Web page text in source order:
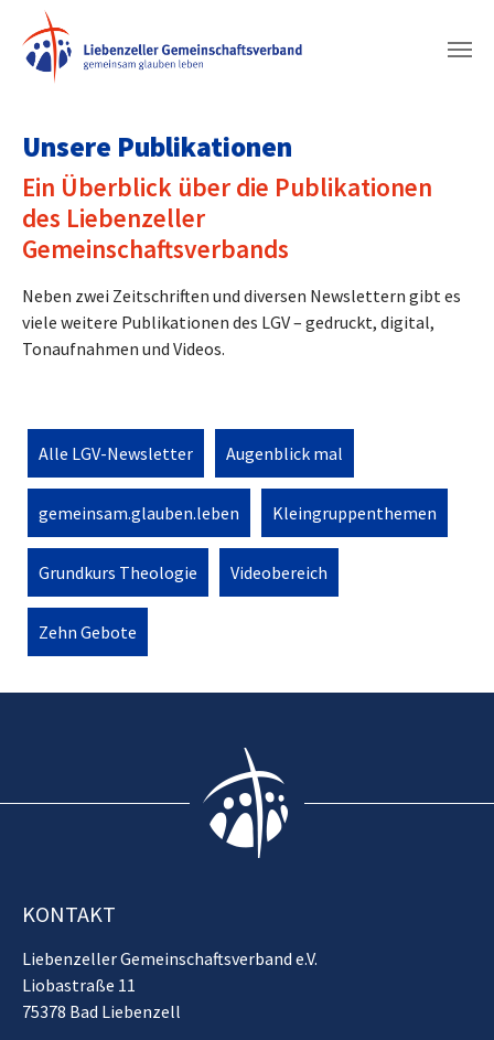
Unsere Publikationen
Ein Überblick über die Publikationen
des Liebenzeller
Gemeinschaftsverbands
Neben zwei Zeitschriften und diversen Newslettern gibt es
viele weitere Publikationen des LGV – gedruckt, digital,
Tonaufnahmen und Videos.
Alle LGV-Newsletter Augenblick mal
gemeinsam.glauben.leben Kleingruppenthemen
Grundkurs Theologie Videobereich
Zehn Gebote
KONTAKT
Liebenzeller Gemeinschaftsverband e.V.
Liobastraße 11
75378 Bad Liebenzell